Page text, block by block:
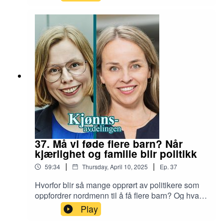
kjønn og skeiv historie i tråd med læreplanen
innført i 2020. Hvorfor vekker
seksualitetsundervisning stadig debatt – i dag,
og historisk? Du hører: Mathias Olsen fra Skeiv
ungdom, forskerne Beate Goldscmidt-Gjerløw,
Nordberg, Kristin Engh Førde og Kari Hernæs
Nordberg. Programleder: Hanne Skogvang
Stork.
37. Må vi føde flere barn? Når
kjærlighet og familie blir politikk
59:34 | Thursday, April 10, 2025 | Ep. 37
Hvorfor blir så mange opprørt av politikere som
oppfordrer nordmenn til å få flere barn? Og hva
kan egentlig politikere gjøre med en synkende
fødselsrate? En samtale om politikk, tidsklemma,
Play